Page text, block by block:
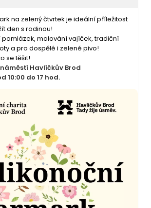
na zelený čtvrtek je ideální příležitost
den s rodinou!
pomlázek, malování vajíček, tradiční
a pro dospělé i zelené pivo!
se těšit!
Havlíčkův Brod
10:00 do 17 hod.